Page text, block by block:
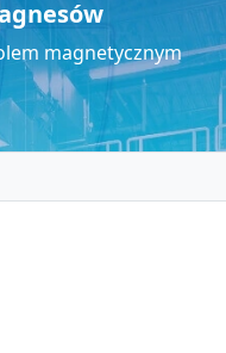
magnetycznym